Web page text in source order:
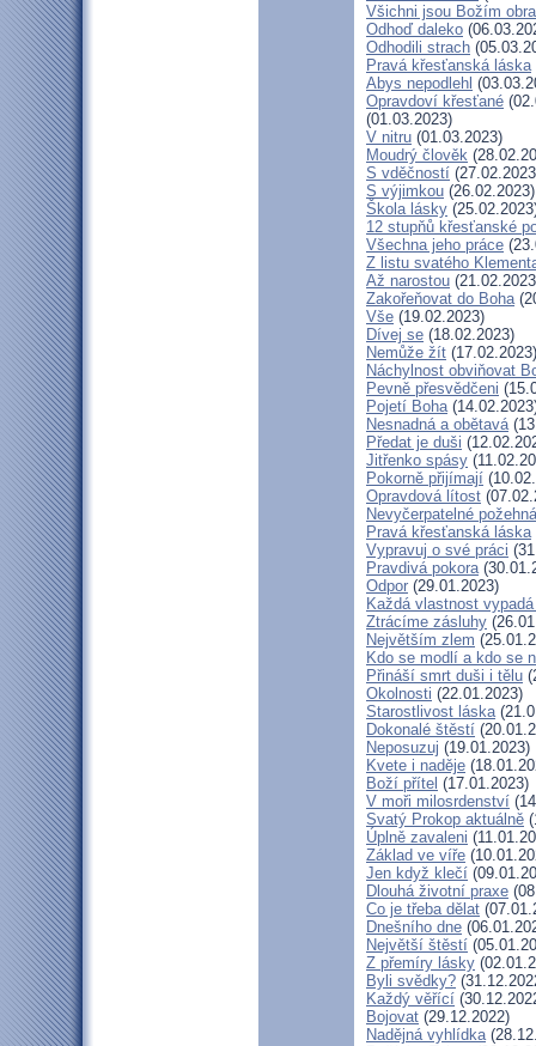
Všichni jsou Božím
Odhoď daleko
Odhodili strach
Pravá křesťanská láska
Abys nepodlehl
Opravdoví křesťané
(01.03.2023)
V nitru (01.03.2023)
Moudrý člověk
S vděčností
S výjimkou (26.02.2023)
Škola lásky
12 stupňů křesťanské
Všechna jeho práce
Z listu svatého
Až narostou
Zakořeňovat do Boha
Vše (19.02.2023)
Dívej se (18.02.2023)
Nemůže žít (17.02.2023)
Náchylnost obviňovat
Pevně přesvědčeni
Pojetí Boha
Nesnadná a obětavá
Předat je duši
Jitřenko spásy
Pokorně přijímají
Opravdová lítost
Nevyčerpatelné
Pravá křesťanská láska
Vypravuj o své práci
Pravdivá pokora
Odpor (29.01.2023)
Každá vlastnost
Ztrácíme zásluhy
Největším zlem
Kdo se modlí a kdo se
Přináší smrt duši i tělu
Okolnosti (22.01.2023)
Starostlivost láska
Dokonalé štěstí
Neposuzuj (19.01.2023)
Kvete i naděje
Boží přítel (17.01.2023)
V moři milosrdenství
Svatý Prokop aktuálně
Úplně zavaleni
Základ ve víře
Jen když klečí
Dlouhá životní praxe
Co je třeba dělat
Dnešního dne
Největší štěstí
Z přemíry lásky
Byli svědky?
Každý věřící
Bojovat (29.12.2022)
Nadějná vyhlídka